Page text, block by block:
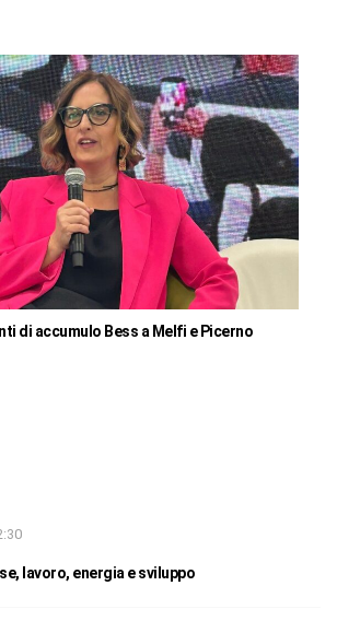
di accumulo Bess a Melfi e Picerno
lavoro, energia e sviluppo